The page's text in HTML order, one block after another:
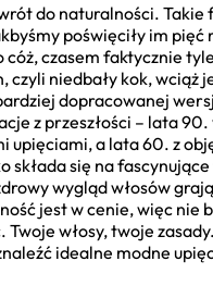
do naturalności. Takie
poświęciły im pięć
czasem faktycznie
czyli niedbały kok, wciąż
dopracowanej
z przeszłości – lata
upięciami, a lata 60. z
składa się na
wygląd włosów
jest w cenie, więc nie
włosy, twoje
idealne modne